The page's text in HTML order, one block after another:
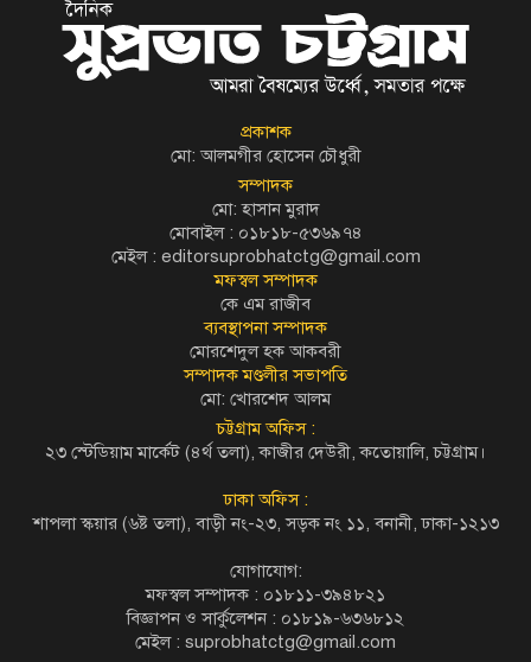
প্রকাশক
মো: আলমগীর হোসেন চৌধুরী
সম্পাদক
মো: হাসান মুরাদ
মোবাইল : ০১৮১৮-৫৩৬৯৭৪
মেইল : editorsuprobhatctg@gmail.com
মফস্বল সম্পাদক
কে এম রাজীব
ব্যবস্থাপনা সম্পাদক
মোরশেদুল হক আকবরী
সম্পাদক মণ্ডলীর সভাপতি
মো: খোরশেদ আলম
চট্টগ্রাম অফিস :
২৩ স্টেডিয়াম মার্কেট (৪র্থ তলা), কাজীর দেউরী, কতোয়ালি, চট্টগ্রাম।
ঢাকা অফিস :
শাপলা স্কয়ার (৬ষ্ট তলা), বাড়ী নং-২৩, সড়ক নং ১১, বনানী, ঢাকা-১২১৩
যোগাযোগ:
মফস্বল সম্পাদক : ০১৮১১-৩৯৪৮২১
বিজ্ঞাপন ও সার্কুলেশন : ০১৮১৯-৬৩৬৮১২
মেইল : suprobhatctg@gmail.com